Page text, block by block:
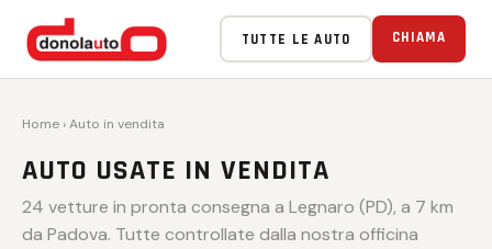
TUTTE LE AUTO CHIAMA
Home › Auto in vendita
AUTO USATE IN VENDITA
24 vetture in pronta consegna a Legnaro (PD), a 7 km
da Padova. Tutte controllate dalla nostra officina
VENDUTA 🏁
VENDUTA 🏁
VENDUTA 🏁
VENDUTA 🏁
VENDUTA 🏁